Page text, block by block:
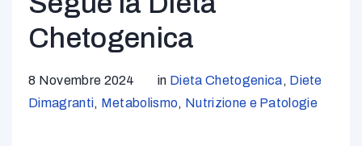
Chetogenica
8 Novembre 2024 in Dieta Chetogenica, Diete
Dimagranti, Metabolismo, Nutrizione e Patologie